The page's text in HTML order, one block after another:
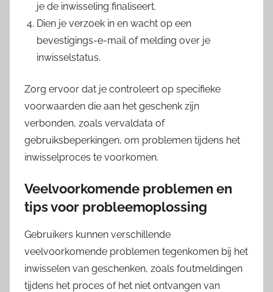
je de inwisseling finaliseert.
Dien je verzoek in en wacht op een
bevestigings-e-mail of melding over je
inwisselstatus.
Zorg ervoor dat je controleert op specifieke
voorwaarden die aan het geschenk zijn
verbonden, zoals vervaldata of
gebruiksbeperkingen, om problemen tijdens het
inwisselproces te voorkomen.
Veelvoorkomende problemen en
tips voor probleemoplossing
Gebruikers kunnen verschillende
veelvoorkomende problemen tegenkomen bij het
inwisselen van geschenken, zoals foutmeldingen
tijdens het proces of het niet ontvangen van